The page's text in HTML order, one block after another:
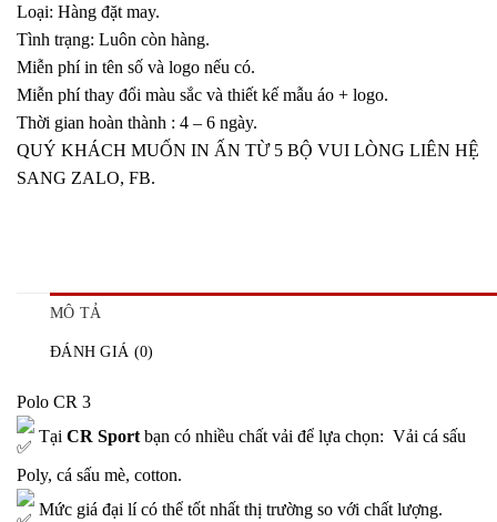
Loại: Hàng đặt may.
Tình trạng: Luôn còn hàng.
Miễn phí in tên số và logo nếu có.
Miễn phí thay đổi màu sắc và thiết kế mẫu áo + logo.
Thời gian hoàn thành : 4 – 6 ngày.
QUÝ KHÁCH MUỐN IN ẤN TỪ 5 BỘ VUI LÒNG LIÊN HỆ
SANG ZALO, FB.
MÔ TẢ
ĐÁNH GIÁ (0)
Polo CR 3
Tại CR Sport bạn có nhiều chất vải để lựa chọn: Vải cá sấu
Poly, cá sấu mè, cotton.
Mức giá đại lí có thể tốt nhất thị trường so với chất lượng.